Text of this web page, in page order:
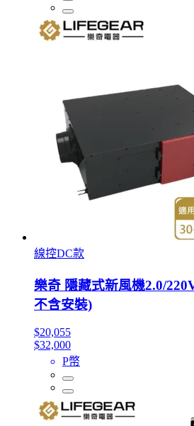
線控DC款
樂奇 隱藏式新風機2.0/
不含安裝)
$20,055
$32,000
P幣